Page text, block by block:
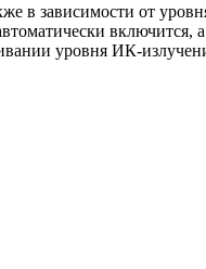
в зависимости от
включится,
уровня ИК-